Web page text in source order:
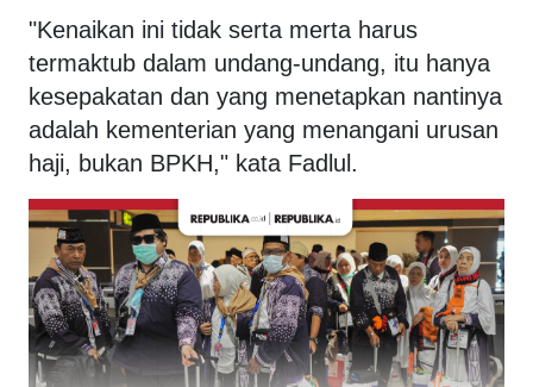
"Kenaikan ini tidak serta merta harus
termaktub dalam undang-undang, itu hanya
kesepakatan dan yang menetapkan nantinya
adalah kementerian yang menangani urusan
haji, bukan BPKH," kata Fadlul.